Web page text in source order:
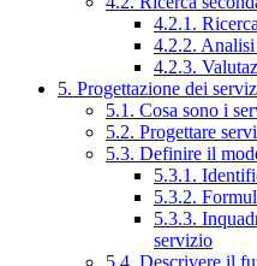
4.2.1.
4.2.2.
4.2.3.
5. Progettazione dei
5.1. Cosa sono i
5.2. Progettare
5.3. Definire il
5.3.1.
5.3.2.
5.3.3.
servizio
5.4. Descrivere il